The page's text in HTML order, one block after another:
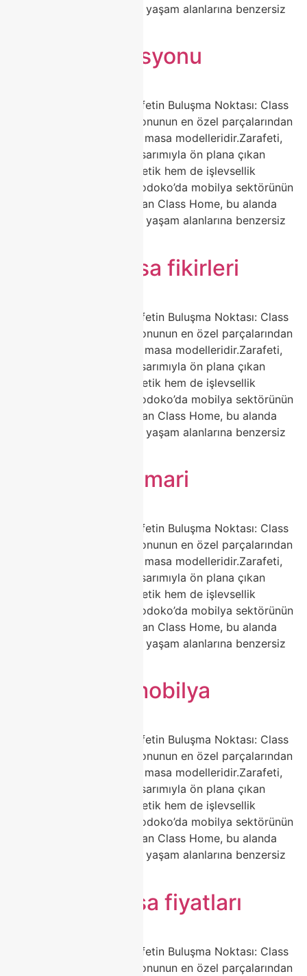
fark yaratan tasarımlarıyla yaşam alanlarına benzersiz
masa dekorasyonu
🍽️ Porselen Masa ile Zarafetin Buluşma Noktası: Class
Home Şıklığı Ev dekorasyonunun en özel parçalarından
biri hiç kuşkusuz porselen masa modelleridir.Zarafeti,
dayanıklılığı ve modern tasarımıyla ön plana çıkan
porselen masalar, hem estetik hem de işlevsellik
arayanların ilk tercihidir.Modoko’da mobilya sektörünün
öncü markalarından biri olan Class Home, bu alanda
fark yaratan tasarımlarıyla yaşam alanlarına benzersiz
dekoratif masa fikirleri
🍽️ Porselen Masa ile Zarafetin Buluşma Noktası: Class
Home Şıklığı Ev dekorasyonunun en özel parçalarından
biri hiç kuşkusuz porselen masa modelleridir.Zarafeti,
dayanıklılığı ve modern tasarımıyla ön plana çıkan
porselen masalar, hem estetik hem de işlevsellik
arayanların ilk tercihidir.Modoko’da mobilya sektörünün
öncü markalarından biri olan Class Home, bu alanda
fark yaratan tasarımlarıyla yaşam alanlarına benzersiz
modoko iç mimari
🍽️ Porselen Masa ile Zarafetin Buluşma Noktası: Class
Home Şıklığı Ev dekorasyonunun en özel parçalarından
biri hiç kuşkusuz porselen masa modelleridir.Zarafeti,
dayanıklılığı ve modern tasarımıyla ön plana çıkan
porselen masalar, hem estetik hem de işlevsellik
arayanların ilk tercihidir.Modoko’da mobilya sektörünün
öncü markalarından biri olan Class Home, bu alanda
fark yaratan tasarımlarıyla yaşam alanlarına benzersiz
class home mobilya
🍽️ Porselen Masa ile Zarafetin Buluşma Noktası: Class
Home Şıklığı Ev dekorasyonunun en özel parçalarından
biri hiç kuşkusuz porselen masa modelleridir.Zarafeti,
dayanıklılığı ve modern tasarımıyla ön plana çıkan
porselen masalar, hem estetik hem de işlevsellik
arayanların ilk tercihidir.Modoko’da mobilya sektörünün
öncü markalarından biri olan Class Home, bu alanda
fark yaratan tasarımlarıyla yaşam alanlarına benzersiz
porselen masa fiyatları
🍽️ Porselen Masa ile Zarafetin Buluşma Noktası: Class
Home Şıklığı Ev dekorasyonunun en özel parçalarından